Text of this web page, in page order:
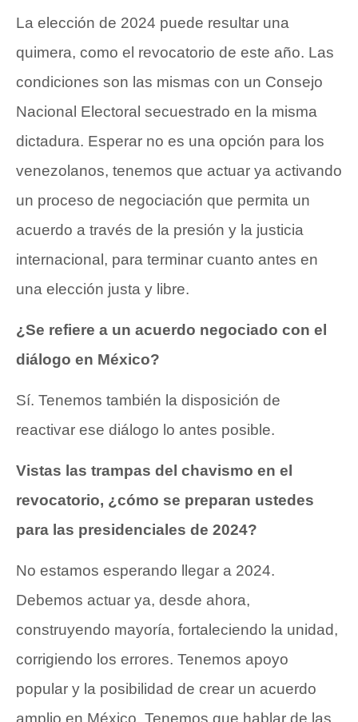
La elección de 2024 puede resultar una
quimera, como el revocatorio de este año. Las
condiciones son las mismas con un Consejo
Nacional Electoral secuestrado en la misma
dictadura. Esperar no es una opción para los
venezolanos, tenemos que actuar ya activando
un proceso de negociación que permita un
acuerdo a través de la presión y la justicia
internacional, para terminar cuanto antes en
una elección justa y libre.
¿Se refiere a un acuerdo negociado con el
diálogo en México?
Sí. Tenemos también la disposición de
reactivar ese diálogo lo antes posible.
Vistas las trampas del chavismo en el
revocatorio, ¿cómo se preparan ustedes
para las presidenciales de 2024?
No estamos esperando llegar a 2024.
Debemos actuar ya, desde ahora,
construyendo mayoría, fortaleciendo la unidad,
corrigiendo los errores. Tenemos apoyo
popular y la posibilidad de crear un acuerdo